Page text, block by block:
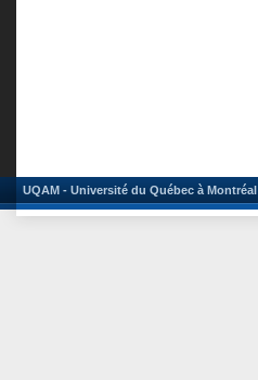
UQAM - Université du Québec à Montréal